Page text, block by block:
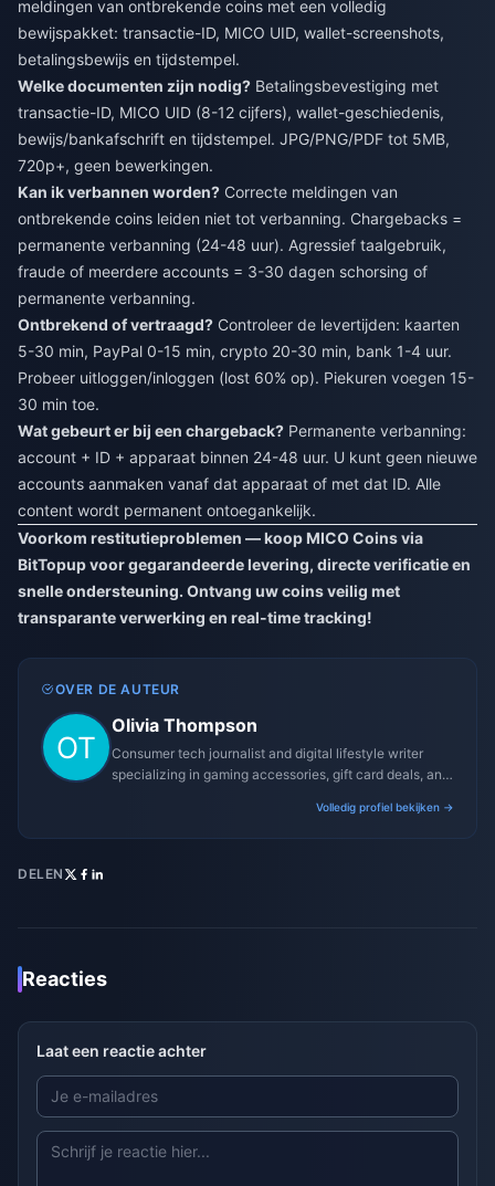
meldingen van ontbrekende coins met een volledig
bewijspakket: transactie-ID, MICO UID, wallet-screenshots,
betalingsbewijs en tijdstempel.
Welke documenten zijn nodig? Betalingsbevestiging met
transactie-ID, MICO UID (8-12 cijfers), wallet-geschiedenis,
bewijs/bankafschrift en tijdstempel. JPG/PNG/PDF tot 5MB,
720p+, geen bewerkingen.
Kan ik verbannen worden? Correcte meldingen van
ontbrekende coins leiden niet tot verbanning. Chargebacks =
permanente verbanning (24-48 uur). Agressief taalgebruik,
fraude of meerdere accounts = 3-30 dagen schorsing of
permanente verbanning.
Ontbrekend of vertraagd? Controleer de levertijden: kaarten
5-30 min, PayPal 0-15 min, crypto 20-30 min, bank 1-4 uur.
Probeer uitloggen/inloggen (lost 60% op). Piekuren voegen 15-
30 min toe.
Wat gebeurt er bij een chargeback? Permanente verbanning:
account + ID + apparaat binnen 24-48 uur. U kunt geen nieuwe
accounts aanmaken vanaf dat apparaat of met dat ID. Alle
content wordt permanent ontoegankelijk.
Voorkom restitutieproblemen — koop MICO Coins via
BitTopup voor gegarandeerde levering, directe verificatie en
snelle ondersteuning. Ontvang uw coins veilig met
transparante verwerking en real-time tracking!
OVER DE AUTEUR
Olivia Thompson
Consumer tech journalist and digital lifestyle writer
specializing in gaming accessories, gift card deals, and
Volledig profiel bekijken →
DELEN
Reacties
Laat een reactie achter